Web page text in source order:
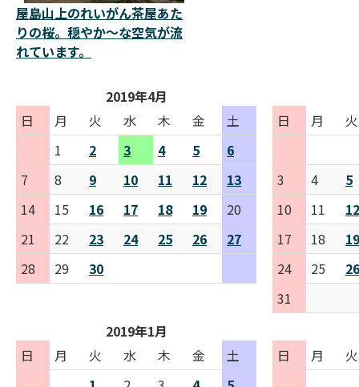
屋島山上のれいがん茶屋あた
りの桜。穏やか～な空気が流
れています。
2019年4月
日
月 火 水 木 金
土
1
2 3 4 5
6
7
8 9 10 11 12
13
14
15 16 17 18 19
20
21
22 23 24 25 26
27
28
29 30
日 月 火
3 4
5
10
11
12
17
18
19
24
25
26
31
2019年1月
日
月 火 水 木 金
土
日
月 火